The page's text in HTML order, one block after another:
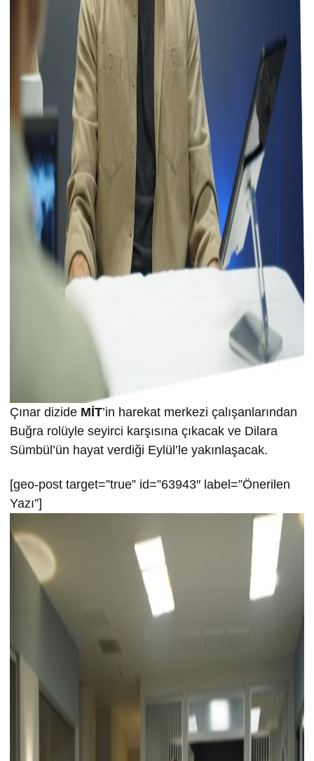
Çınar dizide MİT’in harekat merkezi çalışanlarından
Buğra rolüyle seyirci karşısına çıkacak ve Dilara
Sümbül’ün hayat verdiği Eylül’le yakınlaşacak.
[geo-post target=”true” id=”63943″ label=”Önerilen
Yazı”]